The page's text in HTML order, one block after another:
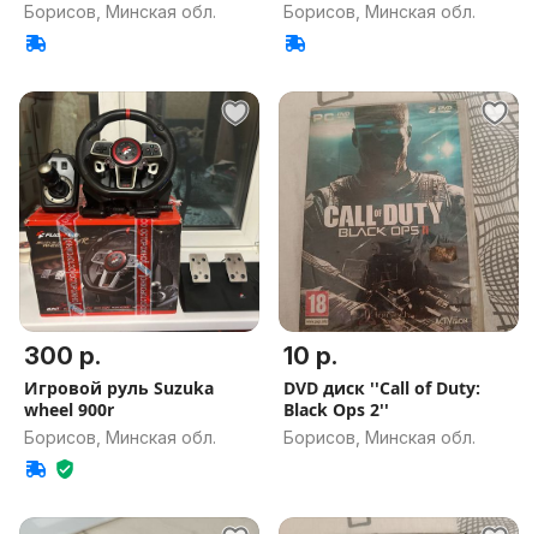
Борисов, Минская обл. Борисов, Минская обл.
300 р.
Игровой руль Suzuka
wheel 900r
Борисов, Минская обл.
10 р.
DVD диск ''Call of Duty:
Black Ops 2''
Борисов, Минская обл.